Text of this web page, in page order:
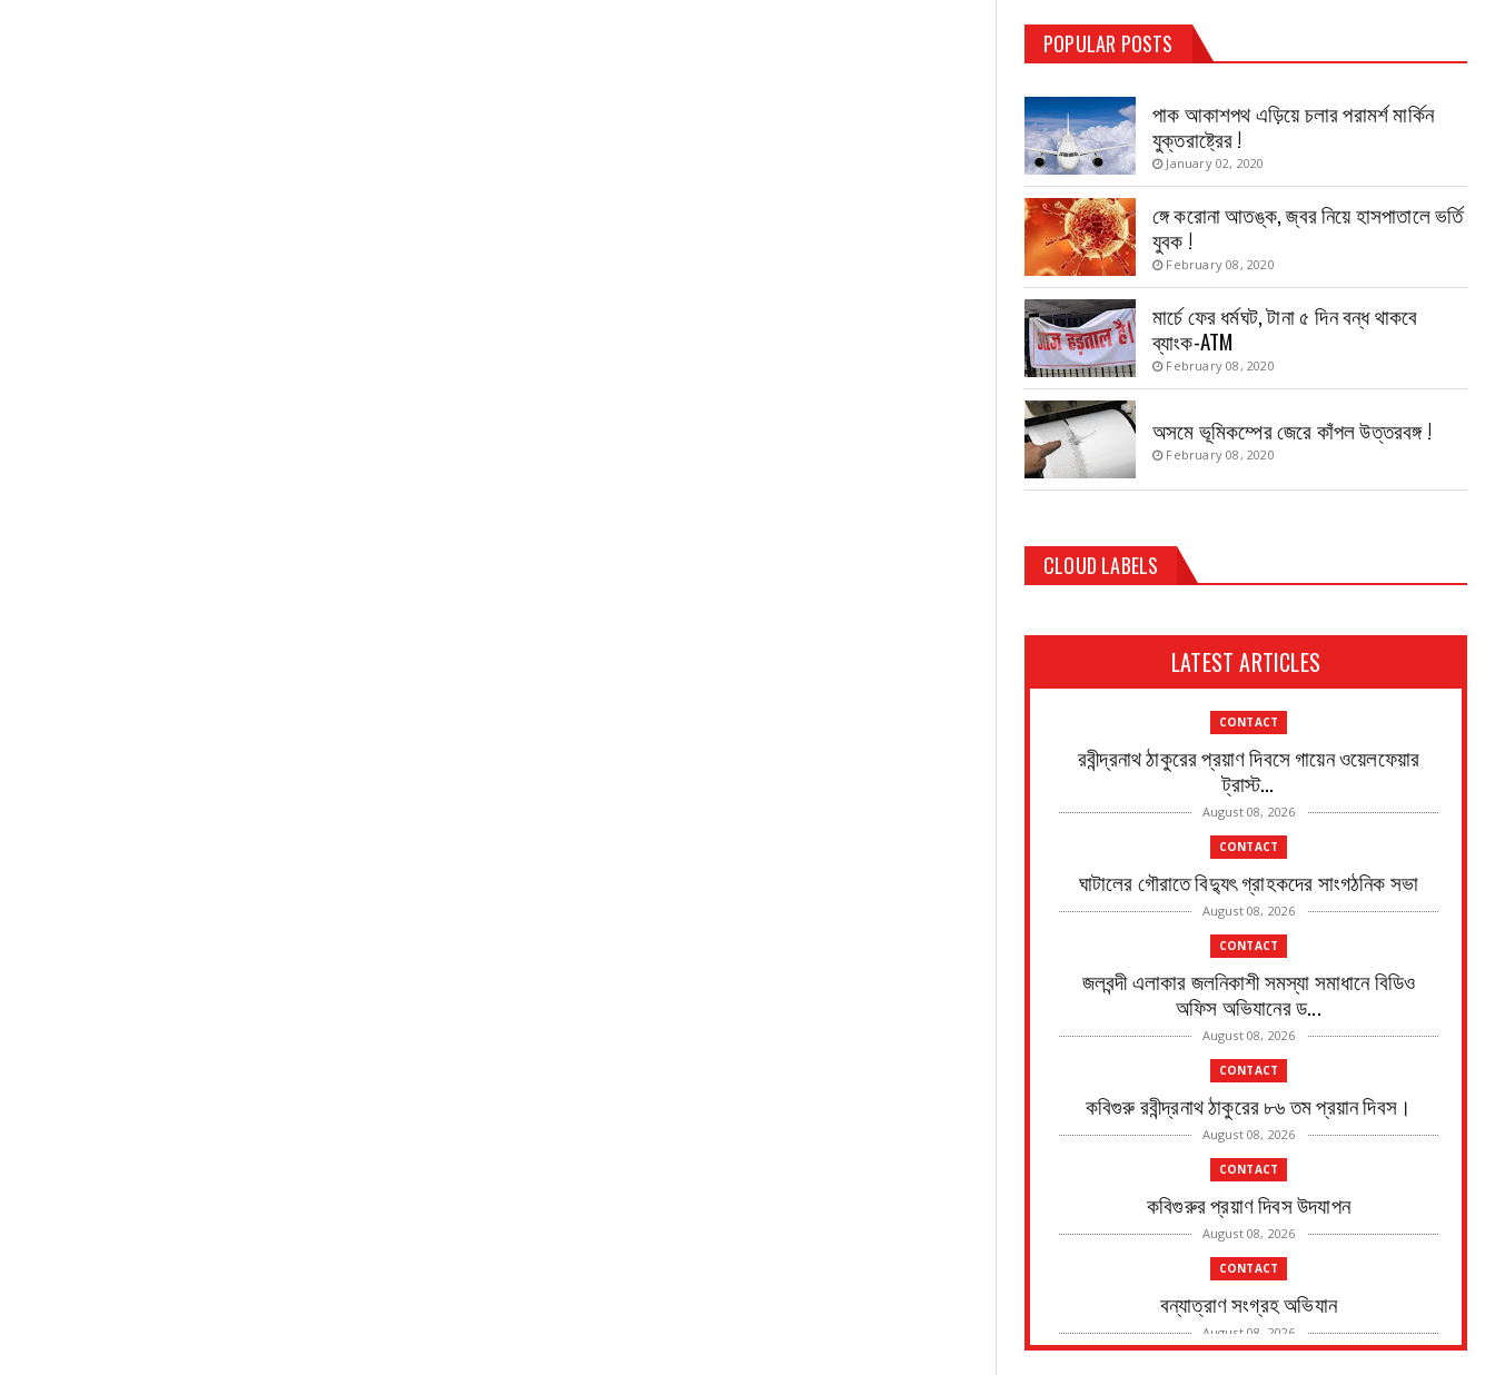
POPULAR POSTS
TEST PAGE
August 14, 2019
পাক আকাশপথ এড়িয়ে চলার পরামর্শ মার্কিন
যুক্তরাষ্ট্রের !
January 02, 2020
ঙ্গে করোনা আতঙ্ক, জ্বর নিয়ে হাসপাতালে ভর্তি
যুবক !
February 08, 2020
মার্চে ফের ধর্মঘট, টানা ৫ দিন বন্ধ থাকবে
ব্যাংক-ATM
February 08, 2020
অসমে ভূমিকম্পের জেরে কাঁপল উত্তরবঙ্গ !
February 08, 2020
CLOUD LABELS
LATEST ARTICLES
CONTACT
রবীন্দ্রনাথ ঠাকুরের প্রয়াণ দিবসে গায়েন ওয়েলফেয়ার
ট্রাস্ট...
August 08, 2026
CONTACT
ঘাটালের গৌরাতে বিদ্যুৎ গ্রাহকদের সাংগঠনিক সভা
August 08, 2026
CONTACT
জলবন্দী এলাকার জলনিকাশী সমস্যা সমাধানে বিডিও
অফিস অভিযানের ড...
August 08, 2026
CONTACT
কবিগুরু রবীন্দ্রনাথ ঠাকুরের ৮৬ তম প্রয়ান দিবস।
August 08, 2026
CONTACT
কবিগুরুর প্রয়াণ দিবস উদযাপন
August 08, 2026
CONTACT
বন্যাত্রাণ সংগ্রহ অভিযান
August 08, 2026